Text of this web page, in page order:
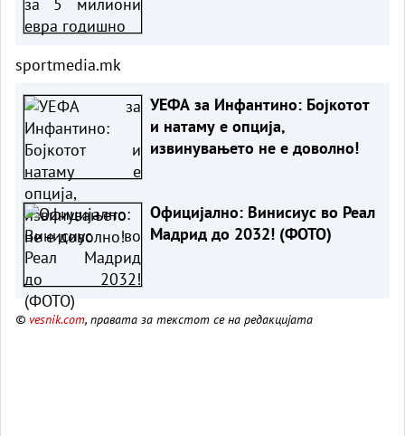
sportmedia.mk
УЕФА за Инфантино: Бојкотот
и натаму е опција,
извинувањето не е доволно!
Официјално: Винисиус во Реал
Мадрид до 2032! (ФОТО)
© vesnik.com, правата за текстот се на редакцијата